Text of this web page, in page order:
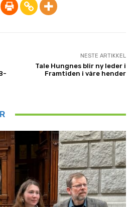
NESTE ARTIKKEL
Tale Hungnes blir ny leder i
Framtiden i våre hender